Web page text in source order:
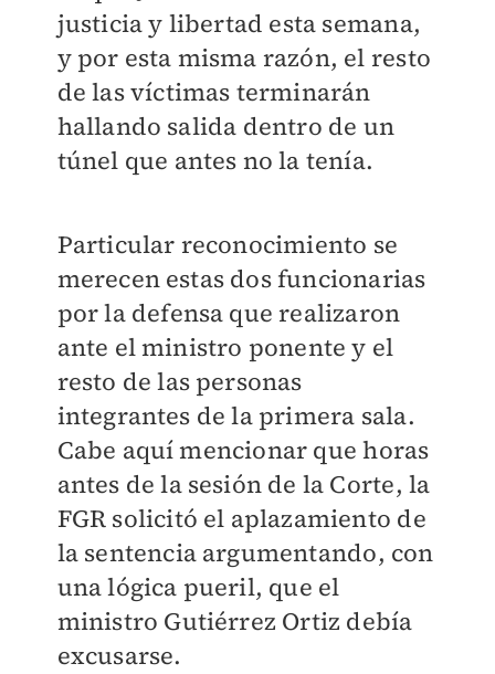
justicia y libertad esta semana,
y por esta misma razón, el resto
de las víctimas terminarán
hallando salida dentro de un
túnel que antes no la tenía.
Particular reconocimiento se
merecen estas dos funcionarias
por la defensa que realizaron
ante el ministro ponente y el
resto de las personas
integrantes de la primera sala.
Cabe aquí mencionar que horas
antes de la sesión de la Corte, la
FGR solicitó el aplazamiento de
la sentencia argumentando, con
una lógica pueril, que el
ministro Gutiérrez Ortiz debía
excusarse.